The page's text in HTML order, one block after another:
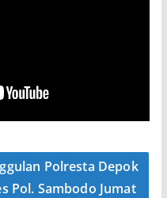
Polresta Depok
Pol. Sambodo Jumat